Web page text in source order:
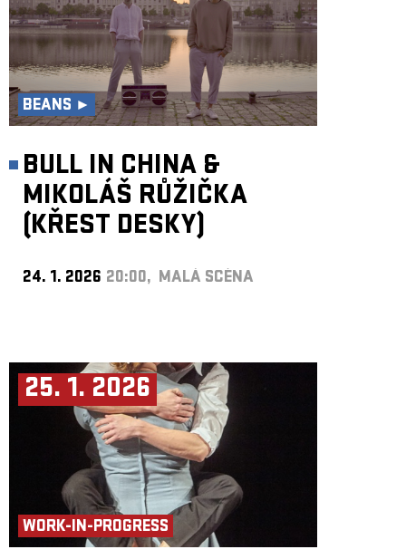
BEANS ►
BULL IN CHINA &
MIKOLÁŠ RŮŽIČKA
(KŘEST DESKY)
24. 1. 2026 20:00, MALÁ SCÉNA
25. 1. 2026
WORK-IN-PROGRESS